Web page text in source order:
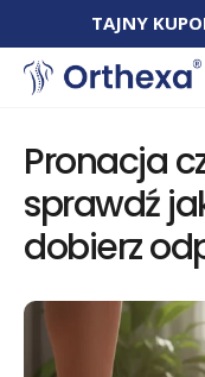
TAJNY​
Pronacja
sprawdź
dobierz